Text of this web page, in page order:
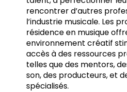
rencontrer d’autres
l’industrie musicale. Les
résidence en musique
environnement créatif
accès à des ressources
telles que des mentors,
son, des producteurs, et
spécialisés.